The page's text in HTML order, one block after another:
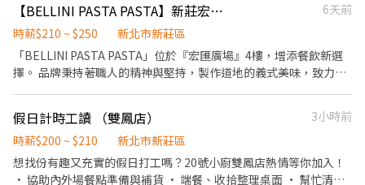
每滿一小時時薪+15元 ▪介紹親朋好友入職，期滿可獲得
3,000~10,000元獎金 ⭕企業魅力 ▪加班費為5分鐘為單位計算，重
快速，適合具有企圖心的您。 ▪學習日系企業商業禮儀、餐飲相關
專業技能，並能接觸店舖經營管理。 ▪展店計畫涵蓋全台灣，目標
成為台灣第一迴轉壽司品牌。 ▪傾聽員工訴求，共同打造「以人為
本」的舒適工作環境。
缺人中！想賺錢就來 🍜 時薪人員 · 麵攤招募中 🍜 ．點餐結帳、送
餐。 ．維持店內整潔。 ．煮麵、切小菜等等。 工作時段：10:30～
18:30、12:00～20:00、 20:00～22:00
【BELLINI PASTA PASTA】新莊宏匯店-外場兼職-B22
6天前
時薪$210 ~ $250
新北市新莊區
「BELLINI PASTA PASTA」位於『宏匯廣場』4樓，增添餐飲新選
擇。 品牌秉持著職人的精神與堅持，製作道地的義式美味，致力成
我們。 三澧餐飲集團官網 https://www.humaxasia.com.tw/
BELLINI PASTA PASTA 品牌官網
https://www.bellinipasta.com.tw/ ✅工作內容： 1. 一般點餐，送
餐，收桌服務工作 2. 內、外場聯繫及顧客諮詢服務 3. 店內環境、座
假日計時工讀 （雙鳳店）
3小時前
時薪$200 ~ $210
新北市新莊區
想找份有趣又充實的假日打工嗎？20號小廚雙鳳店熱情等你加入！
• 協助內外場餐點準備與補貨 • 端餐、收拾整理桌面 • 幫忙清潔